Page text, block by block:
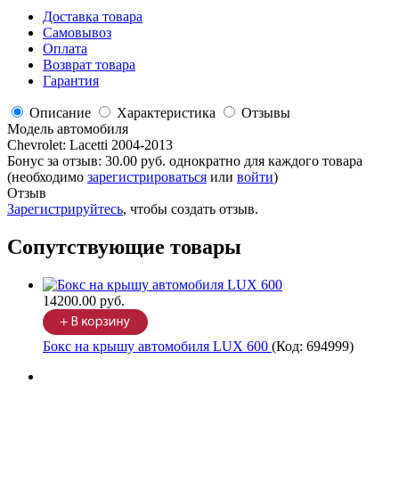
Доставка товара
Самовывоз
Оплата
Возврат товара
Гарантия
Описание Характеристика
Отзывы
Модель автомобиля
Chevrolet: Lacetti 2004-2013
Бонус за отзыв: 30.00 руб. однократно для каждого товара
(необходимо зарегистрироваться или войти)
Отзыв
Зарегистрируйтесь, чтобы создать отзыв.
Сопутствующие товары
14200.00 руб.
Бокс на крышу автомобиля LUX 600 (Код: 694999)